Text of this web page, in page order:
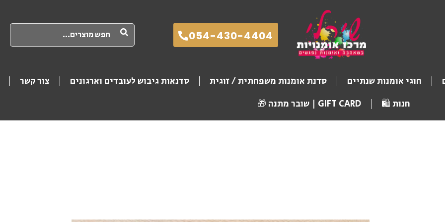
054-430-4404 חיפוש
חוגי אומנות שנתיים סדנת אומנות משפחתית / זוגית סדנאות גיבוש לעובדים וארגונים
צור קשר
חנות 🛍️
GIFT CARD | שובר מתנה 🎁